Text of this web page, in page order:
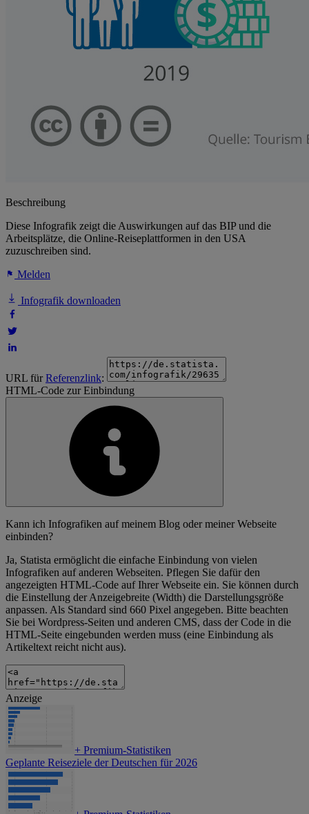
Beschreibung
Diese Infografik zeigt die Auswirkungen auf das BIP und die
Arbeitsplätze, die Online-Reiseplattformen in den USA
zuzuschreiben sind.
Melden
Infografik downloaden
URL fürReferenzlink:
HTML-Code zur Einbindung
Kann ich Infografiken auf meinem Blog oder meiner Webseite
einbinden?
Ja, Statista ermöglicht die einfache Einbindung von vielen
Infografiken auf anderen Webseiten. Pflegen Sie dafür den
angezeigten HTML-Code auf Ihrer Webseite ein. Sie können durch
die Einstellung der Anzeigebreite (Width) die Darstellungsgröße
anpassen. Als Standard sind 660 Pixel angegeben. Bitte beachten
Sie bei Wordpress-Seiten und anderen CMS, dass der Code in die
HTML-Seite eingebunden werden muss (eine Einbindung als
Artikeltext reicht nicht aus).
Anzeige
+ Premium-Statistiken
Geplante Reiseziele der Deutschen für 2026